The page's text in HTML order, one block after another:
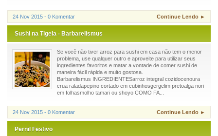
24 Nov 2015 - 0 Komentar Continue Lendo ►
Sushi na Tigela - Barbarelismus
Se você não tiver arroz para sushi em casa não tem o menor
problema, use qualquer outro e aproveite para utilizar seus
ingredientes favoritos e matar a vontade de comer sushi de
maneira fácil rápida e muito gostosa.
Barbarelismus INGREDIENTESarroz integral cozidocenoura
crua raladapepino cortado em cubinhosgergelim pretoalga nori
em folhasmolho tamari ou shoyo COMO FA...
24 Nov 2015 - 0 Komentar Continue Lendo ►
Pernil Festivo